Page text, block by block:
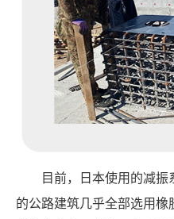
目前，日本使用的减
的公路建筑几乎全部选用